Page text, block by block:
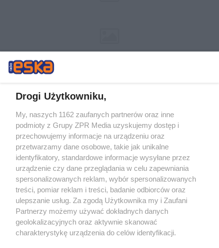
Żaden utwór zamieszczony w serwisie nie może być powielany i
rozpowszechniany lub dalej rozpowszechniany w jakikolwiek sposób (w
tym także elektroniczny lub mechaniczny) na jakimkolwiek polu
eksploatacji w jakiejkolwiek formie, włącznie z umieszczaniem w
Internecie bez pisemnej zgody właściciela praw. Jakiekolwiek użycie lub
wykorzystanie utworów w całości lub w części z naruszeniem prawa,
tzn. bez właściwej zgody, jest zabronione pod groźbą kary i może być
ścigane prawnie.
Drogi Użytkowniku,
My, naszych 1162 zaufanych partnerów oraz inne
podmioty z Grupy ZPR Media uzyskujemy dostęp i
przechowujemy informacje na urządzeniu oraz
przetwarzamy dane osobowe, takie jak unikalne
identyfikatory, standardowe informacje wysyłane przez
urządzenie czy dane przeglądania w celu zapewniania
spersonalizowanych reklam, wybór spersonalizowanych
treści, pomiar reklam i treści, badanie odbiorców oraz
ulepszanie usług. Za zgodą Użytkownika my i Zaufani
Partnerzy możemy używać dokładnych danych
geolokalizacyjnych oraz aktywnie skanować
charakterystykę urządzenia do celów identyfikacji.